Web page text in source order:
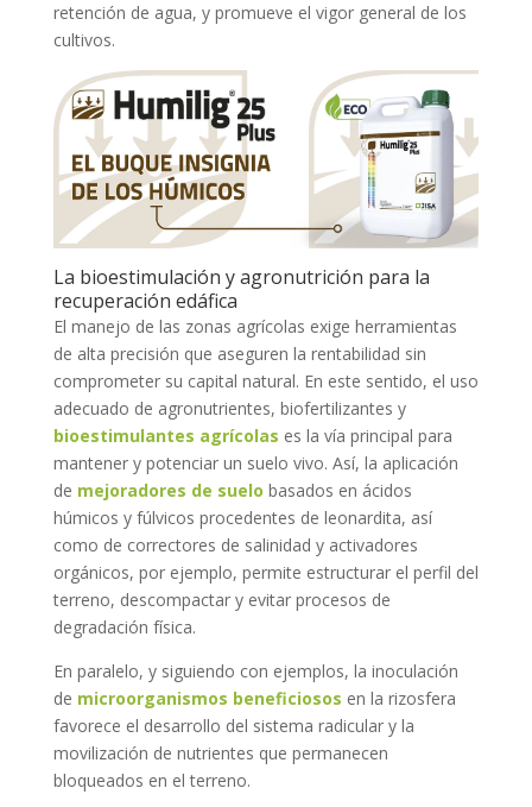
retención de agua, y promueve el vigor general de los
cultivos.
La bioestimulación y agronutrición para la
recuperación edáfica
El manejo de las zonas agrícolas exige herramientas
de alta precisión que aseguren la rentabilidad sin
comprometer su capital natural. En este sentido, el uso
adecuado de agronutrientes, biofertilizantes y
bioestimulantes agrícolas es la vía principal para
mantener y potenciar un suelo vivo. Así, la aplicación
de mejoradores de suelo basados en ácidos
húmicos y fúlvicos procedentes de leonardita, así
como de correctores de salinidad y activadores
orgánicos, por ejemplo, permite estructurar el perfil del
terreno, descompactar y evitar procesos de
degradación física.
En paralelo, y siguiendo con ejemplos, la inoculación
de microorganismos beneficiosos en la rizosfera
favorece el desarrollo del sistema radicular y la
movilización de nutrientes que permanecen
bloqueados en el terreno.